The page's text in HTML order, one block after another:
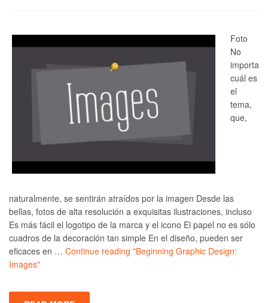
Foto
No
importa
cuál es
el
tema,
que,
naturalmente, se sentirán atraídos por la imagen Desde las
bellas, fotos de alta resolución a exquisitas ilustraciones, incluso
Es más fácil el logotipo de la marca y el icono El papel no es sólo
cuadros de la decoración tan simple En el diseño, pueden ser
eficaces en … Continue reading "Beginning Graphic Design:
Images"